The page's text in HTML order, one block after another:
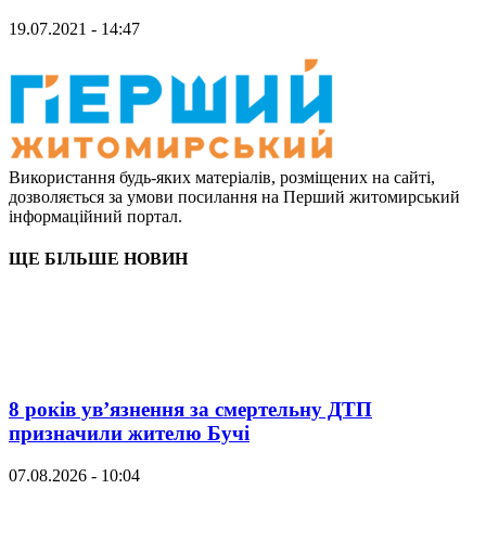
19.07.2021 - 14:47
Використання будь-яких матеріалів, розміщених на сайті,
дозволяється за умови посилання на Перший житомирський
інформаційний портал.
ЩЕ БІЛЬШЕ НОВИН
8 років ув’язнення за смертельну ДТП
призначили жителю Бучі
07.08.2026 - 10:04